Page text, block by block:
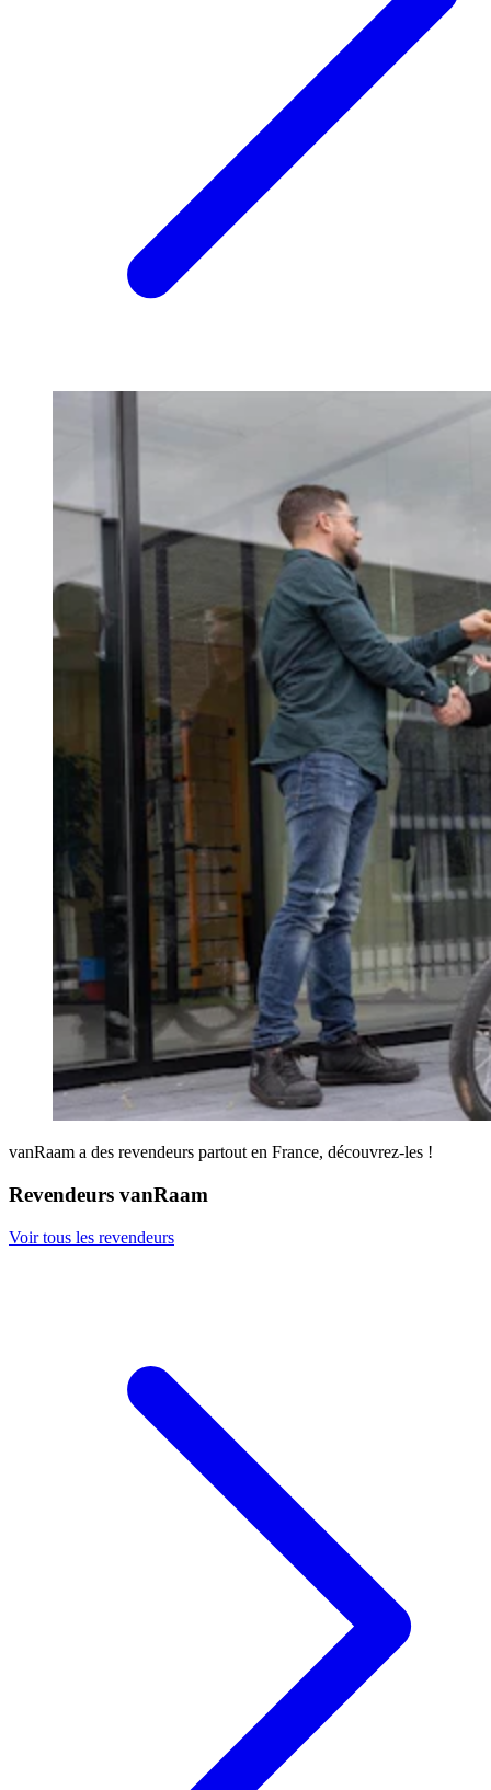
vanRaam a des revendeurs partout en France, découvrez-les !
Revendeurs vanRaam
Voir tous les revendeurs